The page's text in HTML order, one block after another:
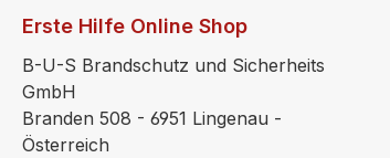
Erste Hilfe Online Shop
B-U-S Brandschutz und Sicherheits
GmbH
Branden 508 - 6951 Lingenau -
Österreich